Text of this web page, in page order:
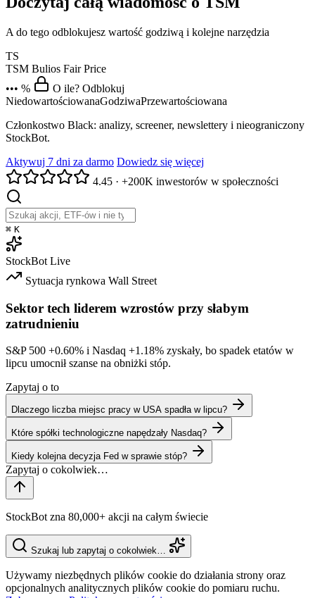
A do tego odblokujesz wartość godziwą i kolejne narzędzia
TS
TSM Bulios Fair Price
••• %
O ile? Odblokuj
NiedowartościowanaGodziwaPrzewartościowana
Członkostwo Black: analizy, screener, newslettery i nieograniczony
StockBot.
Aktywuj 7 dni za darmo Dowiedz się więcej
4.45 · +200K inwestorów w społeczności
⌘ K
StockBot Live
Sytuacja rynkowa Wall Street
Sektor tech liderem wzrostów przy słabym
zatrudnieniu
S&P 500 +0.60% i Nasdaq +1.18% zyskały, bo spadek etatów w
lipcu umocnił szanse na obniżki stóp.
Zapytaj o to
Dlaczego liczba miejsc pracy w USA spadła w lipcu?
Które spółki technologiczne napędzały Nasdaq?
Kiedy kolejna decyzja Fed w sprawie stóp?
StockBot zna 80,000+ akcji na całym świecie
Szukaj lub zapytaj o cokolwiek…
Używamy niezbędnych plików cookie do działania strony oraz
opcjonalnych analitycznych plików cookie do pomiaru ruchu.